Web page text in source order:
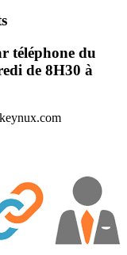
téléphone du
de 8H30 à